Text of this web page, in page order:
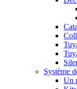
Système
Un